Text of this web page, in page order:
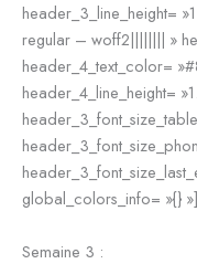
header_3_line_height=
regular – woff2|||||||| »
header_4_text_color=
header_4_line_height=
global_colors_info= »{} »]
Semaine 3 :